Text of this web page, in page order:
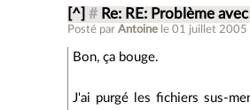
[^] # Re: RE: Problème
Posté parAntoine le 01 juillet 2005
Bon, ça bouge.
J'ai purgé les fichiers sus-